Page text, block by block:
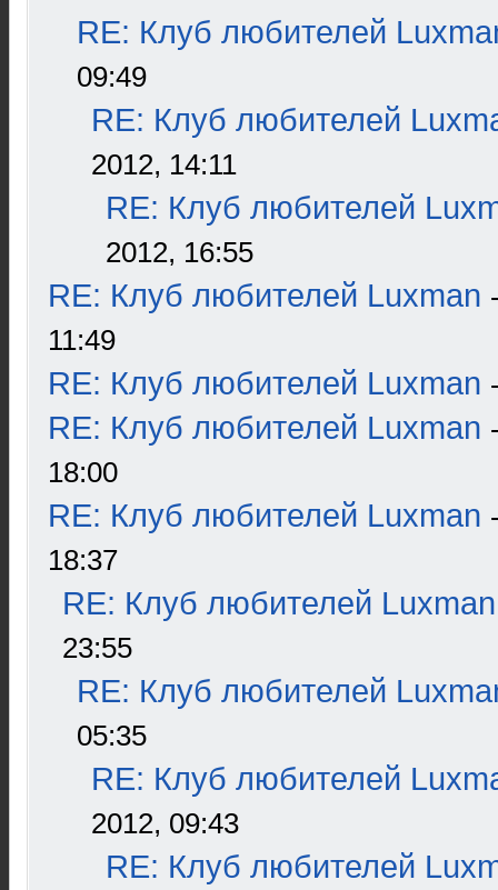
RE: Клуб любителей
09:49
RE: Клуб любителей
2012, 14:11
RE: Клуб любителей
2012, 16:55
RE: Клуб любителей Luxman
11:49
RE: Клуб любителей Luxman
RE: Клуб любителей Luxman
18:00
RE: Клуб любителей Luxman
18:37
RE: Клуб любителей Luxman
23:55
RE: Клуб любителей
05:35
RE: Клуб любителей
2012, 09:43
RE: Клуб любителей